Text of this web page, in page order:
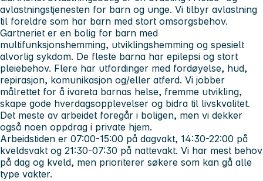
avlastningstjenesten for barn og unge. Vi tilbyr avlastning
til foreldre som har barn med stort omsorgsbehov.
Gartneriet er en bolig for barn med
multifunksjonshemming, utviklingshemming og spesielt
alvorlig sykdom. De fleste barna har epilepsi og stort
pleiebehov. Flere har utfordinger med fordøyelse, hud,
repirasjon, komunikasjon og/eller atferd. Vi jobber
målrettet for å ivareta barnas helse, fremme utvikling,
skape gode hverdagsopplevelser og bidra til livskvalitet.
Det meste av arbeidet foregår i boligen, men vi dekker
også noen oppdrag i private hjem.
Arbeidstiden er 07:00-15:00 på dagvakt, 14:30-22:00 på
kveldsvakt og 21:30-07:30 på nattevakt. Vi har mest behov
på dag og kveld, men prioriterer søkere som kan gå alle
type vakter.